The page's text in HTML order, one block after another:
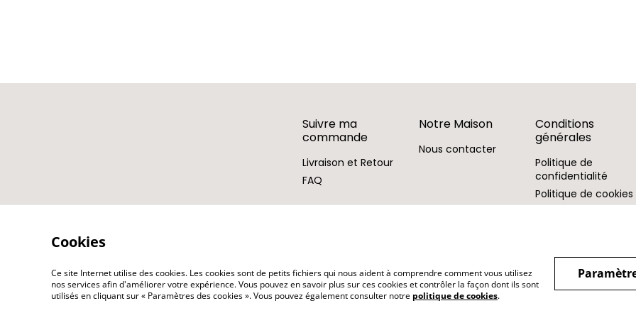
Suivre ma
commande
Livraison et Retour
FAQ
Notre Maison
Nous contacter
Conditions
générales
Politique de
confidentialité
Politique de cookies
©2026 LES KOKETTERIES
Cookies
Ce site Internet utilise des cookies. Les cookies sont de petits fichiers qui nous aident à comprendre comment vous utilisez
nos services afin d'améliorer votre expérience. Vous pouvez en savoir plus sur ces cookies et contrôler la façon dont ils sont
utilisés en cliquant sur « Paramètres des cookies ». Vous pouvez également consulter notre politique de cookies.